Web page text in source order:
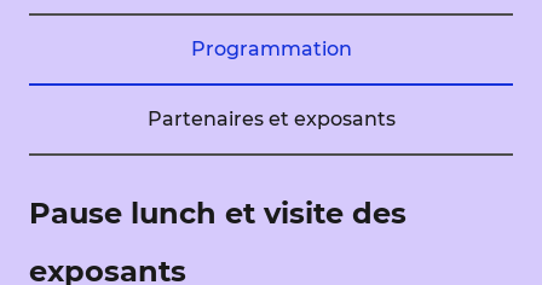
Programmation
Partenaires et exposants
Pause lunch et visite des
exposants